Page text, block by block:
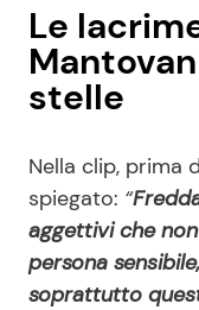
Le
stelle
Nella clip, prima
spiegato: “
aggettivi che
persona
soprattutto